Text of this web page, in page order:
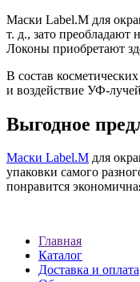
Маски Label.M для
т. д., зато преобладают
Локоны приобретают
В состав
и воздействие УФ-
Выгодное
Маски Label.M для
упаковки самого
понравится
Главная
Каталог
Доставка и оплата